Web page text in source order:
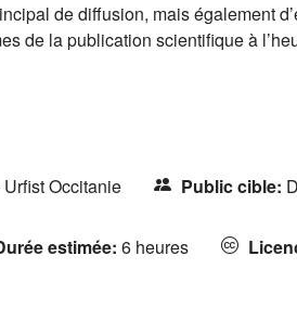
de diffusion, mais également
de la publication scientifique à
Occitanie Public cible:
estimée: 6 heures